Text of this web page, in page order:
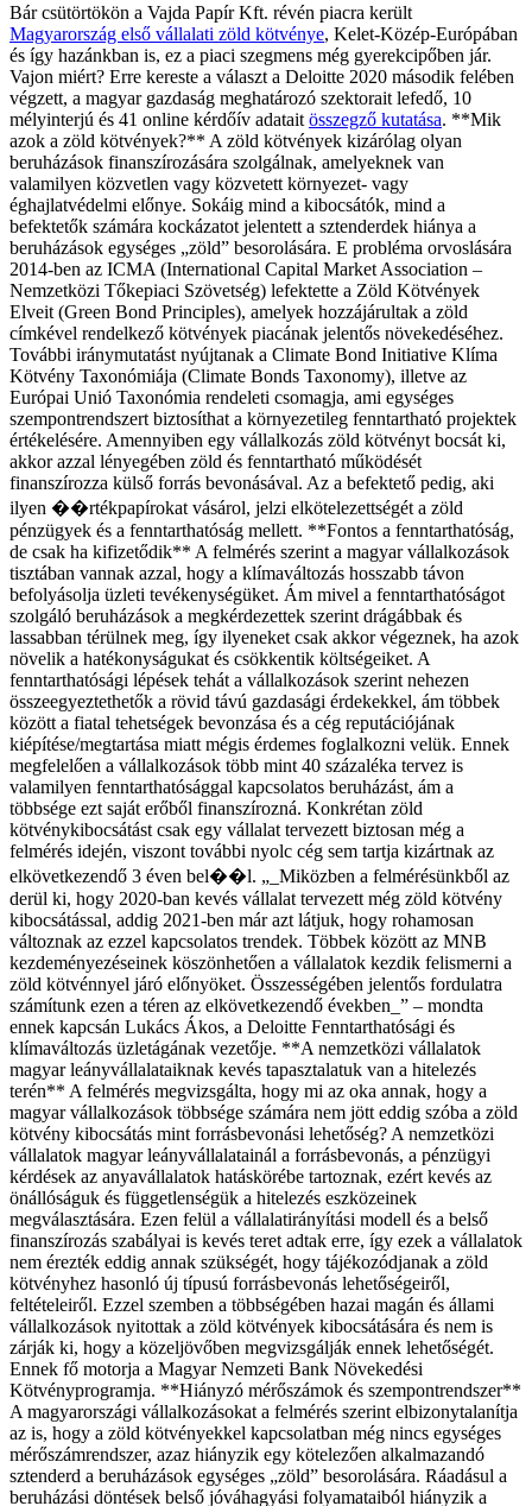
Bár csütörtökön a Vajda Papír Kft. révén piacra került
Magyarország első vállalati zöld kötvénye, Kelet-Közép-Európában
és így hazánkban is, ez a piaci szegmens még gyerekcipőben jár.
Vajon miért? Erre kereste a választ a Deloitte 2020 második felében
végzett, a magyar gazdaság meghatározó szektorait lefedő, 10
mélyinterjú és 41 online kérdőív adatait összegző kutatása. **Mik
azok a zöld kötvények?** A zöld kötvények kizárólag olyan
beruházások finanszírozására szolgálnak, amelyeknek van
valamilyen közvetlen vagy közvetett környezet- vagy
éghajlatvédelmi előnye. Sokáig mind a kibocsátók, mind a
befektetők számára kockázatot jelentett a sztenderdek hiánya a
beruházások egységes „zöld” besorolására. E probléma orvoslására
2014-ben az ICMA (International Capital Market Association –
Nemzetközi Tőkepiaci Szövetség) lefektette a Zöld Kötvények
Elveit (Green Bond Principles), amelyek hozzájárultak a zöld
címkével rendelkező kötvények piacának jelentős növekedéséhez.
További iránymutatást nyújtanak a Climate Bond Initiative Klíma
Kötvény Taxonómiája (Climate Bonds Taxonomy), illetve az
Európai Unió Taxonómia rendeleti csomagja, ami egységes
szempontrendszert biztosíthat a környezetileg fenntartható projektek
értékelésére. Amennyiben egy vállalkozás zöld kötvényt bocsát ki,
akkor azzal lényegében zöld és fenntartható működését
finanszírozza külső forrás bevonásával. Az a befektető pedig, aki
ilyen ��rtékpapírokat vásárol, jelzi elkötelezettségét a zöld
pénzügyek és a fenntarthatóság mellett. **Fontos a fenntarthatóság,
de csak ha kifizetődik** A felmérés szerint a magyar vállalkozások
tisztában vannak azzal, hogy a klímaváltozás hosszabb távon
befolyásolja üzleti tevékenységüket. Ám mivel a fenntarthatóságot
szolgáló beruházások a megkérdezettek szerint drágábbak és
lassabban térülnek meg, így ilyeneket csak akkor végeznek, ha azok
növelik a hatékonyságukat és csökkentik költségeiket. A
fenntarthatósági lépések tehát a vállalkozások szerint nehezen
összeegyeztethetők a rövid távú gazdasági érdekekkel, ám többek
között a fiatal tehetségek bevonzása és a cég reputációjának
kiépítése/megtartása miatt mégis érdemes foglalkozni velük. Ennek
megfelelően a vállalkozások több mint 40 százaléka tervez is
valamilyen fenntarthatósággal kapcsolatos beruházást, ám a
többsége ezt saját erőből finanszírozná. Konkrétan zöld
kötvénykibocsátást csak egy vállalat tervezett biztosan még a
felmérés idején, viszont további nyolc cég sem tartja kizártnak az
elkövetkezendő 3 éven bel��l. „_Miközben a felmérésünkből az
derül ki, hogy 2020-ban kevés vállalat tervezett még zöld kötvény
kibocsátással, addig 2021-ben már azt látjuk, hogy rohamosan
változnak az ezzel kapcsolatos trendek. Többek között az MNB
kezdeményezéseinek köszönhetően a vállalatok kezdik felismerni a
zöld kötvénnyel járó előnyöket. Összességében jelentős fordulatra
számítunk ezen a téren az elkövetkezendő években_” – mondta
ennek kapcsán Lukács Ákos, a Deloitte Fenntarthatósági és
klímaváltozás üzletágának vezetője. **A nemzetközi vállalatok
magyar leányvállalataiknak kevés tapasztalatuk van a hitelezés
terén** A felmérés megvizsgálta, hogy mi az oka annak, hogy a
magyar vállalkozások többsége számára nem jött eddig szóba a zöld
kötvény kibocsátás mint forrásbevonási lehetőség? A nemzetközi
vállalatok magyar leányvállalatainál a forrásbevonás, a pénzügyi
kérdések az anyavállalatok hatáskörébe tartoznak, ezért kevés az
önállóságuk és függetlenségük a hitelezés eszközeinek
megválasztására. Ezen felül a vállalatirányítási modell és a belső
finanszírozás szabályai is kevés teret adtak erre, így ezek a vállalatok
nem érezték eddig annak szükségét, hogy tájékozódjanak a zöld
kötvényhez hasonló új típusú forrásbevonás lehetőségeiről,
feltételeiről. Ezzel szemben a többségében hazai magán és állami
vállalkozások nyitottak a zöld kötvények kibocsátására és nem is
zárják ki, hogy a közeljövőben megvizsgálják ennek lehetőségét.
Ennek fő motorja a Magyar Nemzeti Bank Növekedési
Kötvényprogramja. **Hiányzó mérőszámok és szempontrendszer**
A magyarországi vállalkozásokat a felmérés szerint elbizonytalanítja
az is, hogy a zöld kötvényekkel kapcsolatban még nincs egységes
mérőszámrendszer, azaz hiányzik egy kötelezően alkalmazandó
sztenderd a beruházások egységes „zöld” besorolására. Ráadásul a
beruházási döntések belső jóváhagyási folyamataiból hiányzik a